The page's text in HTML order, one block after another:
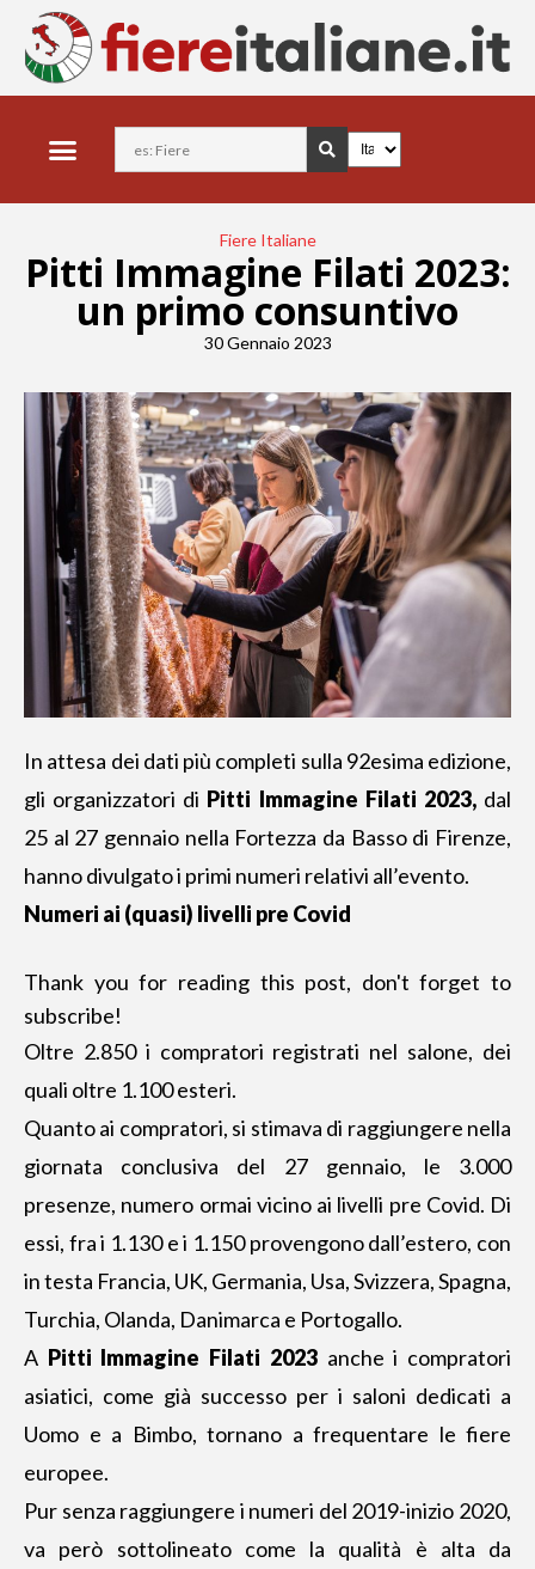
Fiere Italiane
Pitti Immagine Filati 2023:
un primo consuntivo
30 Gennaio 2023
In attesa dei dati più completi sulla 92esima edizione,
gli organizzatori di Pitti Immagine Filati 2023,dal
25 al 27 gennaio nella Fortezza da Basso di Firenze,
hanno divulgato i primi numeri relativi all’evento.
Numeri ai (quasi) livelli pre Covid
Thank you for reading this post, don't forget to
subscribe!
Oltre 2.850 i compratori registrati nel salone, dei
quali oltre 1.100 esteri.
Quanto ai compratori, si stimava di raggiungere nella
giornata conclusiva del 27 gennaio, le 3.000
presenze, numero ormai vicino ai livelli pre Covid. Di
essi, fra i 1.130 e i 1.150 provengono dall’estero, con
in testa Francia, UK, Germania, Usa, Svizzera, Spagna,
Turchia, Olanda, Danimarca e Portogallo.
A Pitti Immagine Filati 2023 anche i compratori
asiatici, come già successo per i saloni dedicati a
Uomo e a Bimbo, tornano a frequentare le fiere
europee.
Pur senza raggiungere i numeri del 2019-inizio 2020,
va però sottolineato come la qualità è alta da